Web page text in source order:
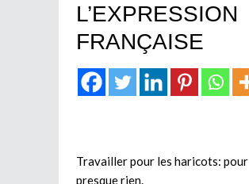
L’EXPRESSION
FRANÇAISE
Travailler pour les haricots: pour
presque rien.